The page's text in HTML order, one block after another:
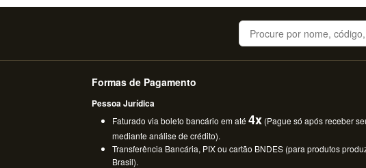
Buscar
Formas de Pagamento
Pessoa Jurídica
Faturado via boleto bancário em até4x (Pague só após receber
mediante análise de crédito).
Transferência Bancária, PIX ou cartão BNDES (para produtos
Brasil).